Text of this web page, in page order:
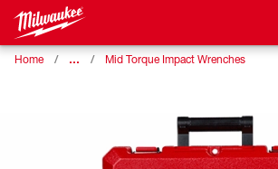
Home … Mid Torque Impact Wrenches